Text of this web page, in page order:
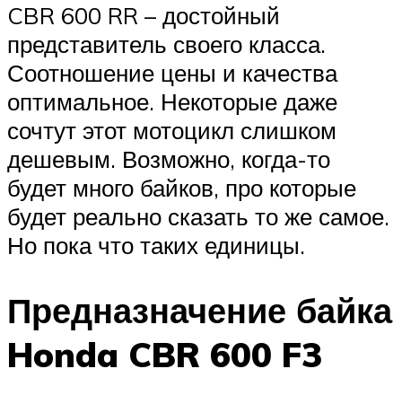
CBR 600 RR – достойный
представитель своего класса.
Соотношение цены и качества
оптимальное. Некоторые даже
сочтут этот мотоцикл слишком
дешевым. Возможно, когда-то
будет много байков, про которые
будет реально сказать то же самое.
Но пока что таких единицы.
Предназначение байка
Honda CBR 600 F3